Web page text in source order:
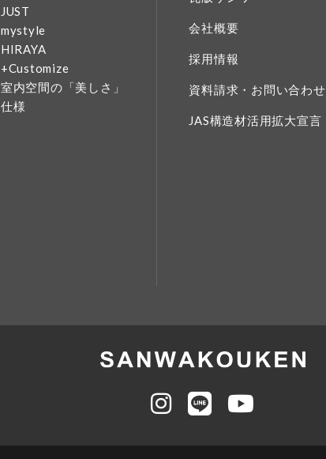
JUST
mystyle
HIRAYA
+Customize
室内空間の「美しさ」
仕様
会社概要
採用情報
資料請求・お問い合わせ
JAS構造材活用拡大宣言